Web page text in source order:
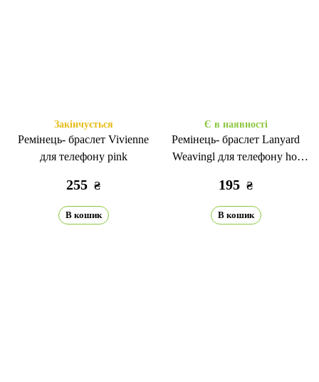
Закінчується
Ремінець- браслет Vivienne
для телефону pink
255 ₴
В кошик
Є в наявності
Ремінець- браслет Lanyard
Weavingl для телефону hot
195 ₴
В кошик